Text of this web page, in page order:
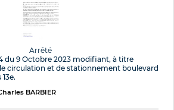
Arrêté
du 9 Octobre 2023 modifiant, à titre
circulation et de stationnement boulevard
BARBIER